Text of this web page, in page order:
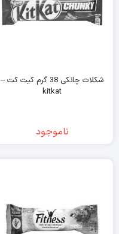
شکلات چانکی 38 گرم کیت کت –
kitkat
ناموجود